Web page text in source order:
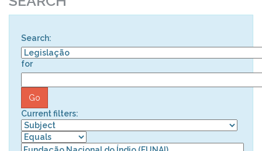
Search:
for
Current filters: